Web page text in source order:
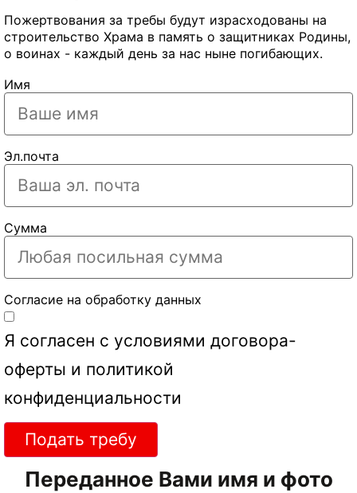
Пожертвования за требы будут израсходованы на
строительство Храма в память о защитниках Родины,
о воинах - каждый день за нас ныне погибающих.
Имя
Эл.почта
Сумма
Согласие на обработку данных
Я согласен с условиями договора-
оферты и политикой
конфиденциальности
Подать требу
Переданное Вами имя и фото